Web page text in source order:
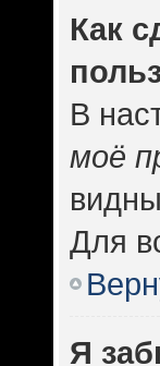
Как
В
моё
Для
Я